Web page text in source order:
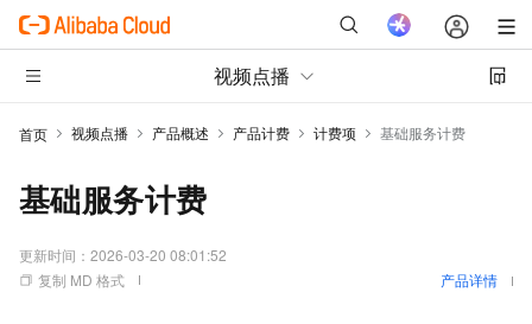
视频点播
首页 视频点播 产品概述 产品计费 计费项 基础服务计费
基础服务计费
更新时间： 2026-03-20 08:01:52
复制 MD 格式
产品详情